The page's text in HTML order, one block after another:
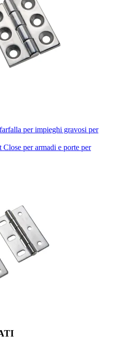
per impieghi gravosi per
Close per armadi e porte per